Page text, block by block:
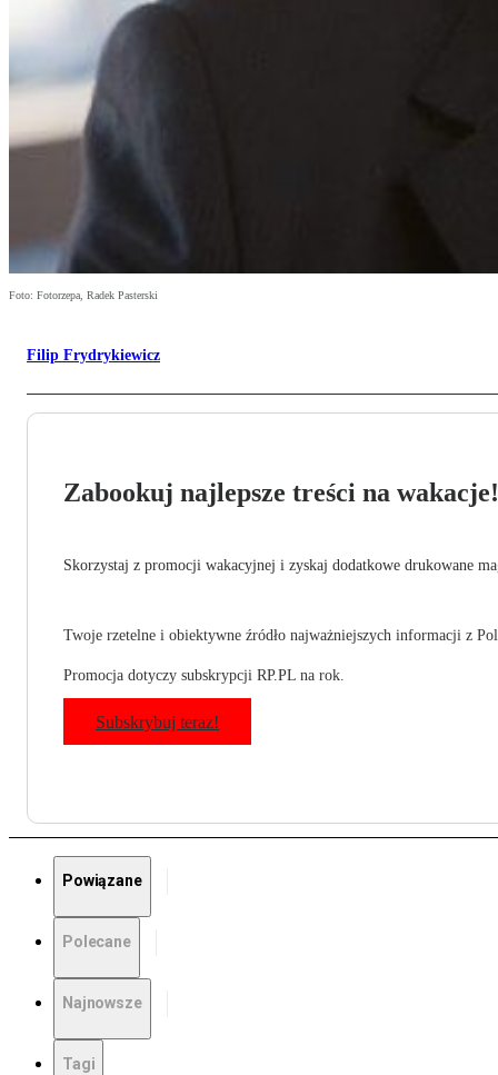
Foto: Fotorzepa, Radek Pasterski
Filip Frydrykiewicz
Zabookuj najlepsze treści na wakacje!
Skorzystaj z promocji wakacyjnej i zyskaj dodatkowe drukowane
Twoje rzetelne i obiektywne źródło najważniejszych informacji z
Promocja dotyczy subskrypcji RP.PL na rok.
Subskrybuj teraz!
Powiązane
Polecane
Najnowsze
Tagi